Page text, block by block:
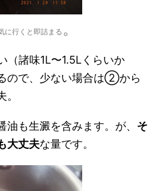
に行くと即詰まる 。
（諸味1L〜1.5Lくらいか
ので、少ない場合は②から
油も生澱を含みます。が、 そ
大丈夫な量です。